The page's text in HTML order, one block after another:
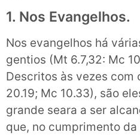
1. Nos Evangelhos.
Nos evangelhos há
gentios (Mt 6.7,32: Mc
Descritos às vezes com
20.19; Mc 10.33), são
grande seara a ser
que, no cumprimento